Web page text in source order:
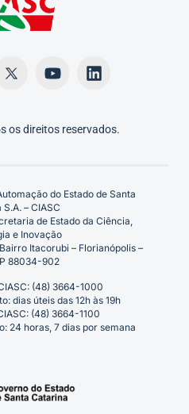
os direitos reservados.
do Estado de Santa
– CIASC
de Estado da Ciência,
e Inovação
Itacorubi – Florianópolis –
88034-902
(48) 3664-1000
dias úteis das 12h às 19h
(48) 3664-1100
24 horas, 7 dias por semana